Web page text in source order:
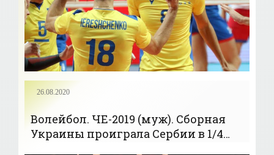
26.08.2020
Волейбол. ЧЕ-2019 (муж). Сборная
Украины проиграла Сербии в 1/4